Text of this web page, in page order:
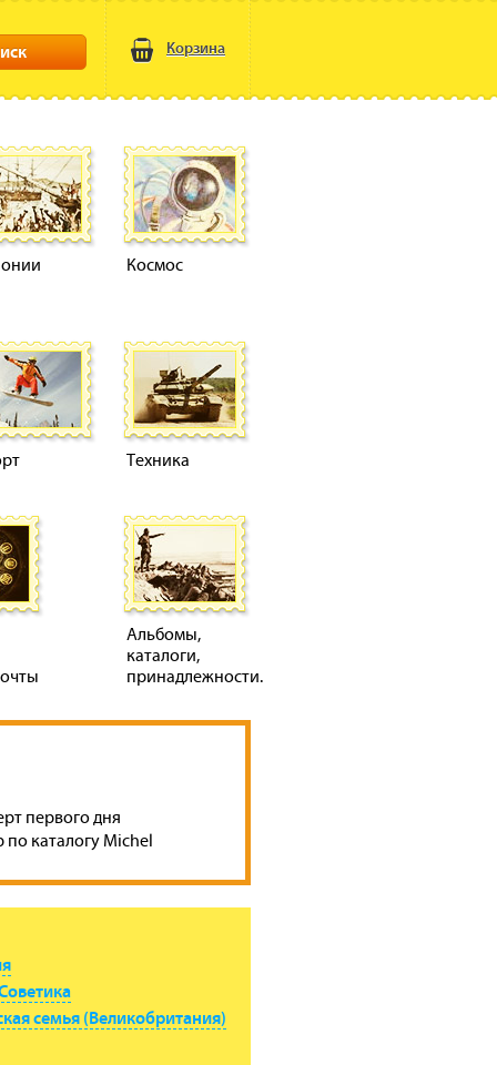
Корзина
Космос
Техника
Альбомы,
каталоги,
принадлежности.
первого дня
по каталогу Michel
семья (Великобритания)